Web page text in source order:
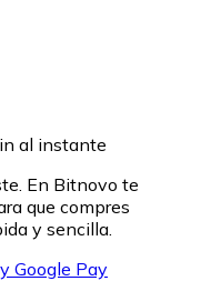
al instante
En Bitnovo te
que compres
y sencilla.
Google Pay